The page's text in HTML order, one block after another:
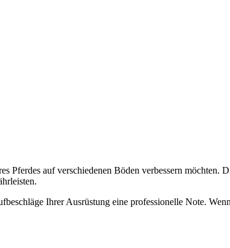
auf verschiedenen Böden verbessern möchten.
Ihrer Ausrüstung eine professionelle Note.